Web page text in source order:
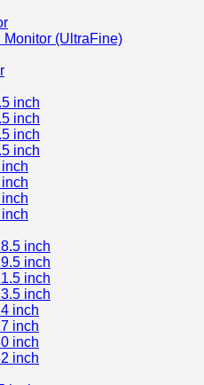
(UltraFine)
inch
inch
inch
inch
inch
inch
inch
inch
inch
inch
inch
inch